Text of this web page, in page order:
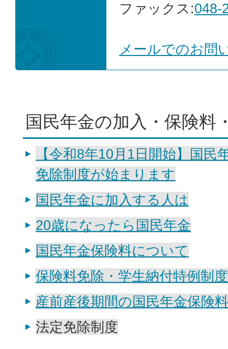
ファックス:048-
メールでのお問
国民年金の加入・保険料
【令和8年10月1日開始】国民
免除制度が始まります
国民年金に加入する人は
20歳になったら国民年金
国民年金保険料について
保険料免除・学生納付特例制
産前産後期間の国民年金保険
法定免除制度